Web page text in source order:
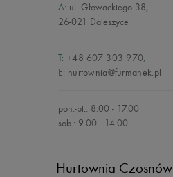
A: ul. Głowackiego 38,
26-021 Daleszyce
T: +48 607 303 970,
E: hurtownia@furmanek.pl
pon.-pt.: 8.00 - 17.00
sob.: 9.00 - 14.00
Hurtownia Czosnów